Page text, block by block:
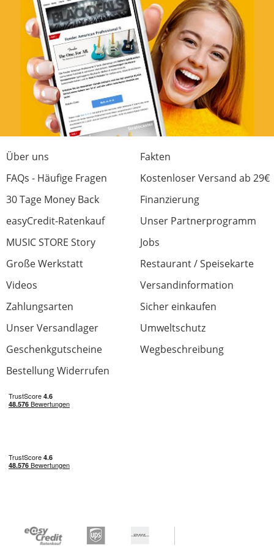
Über uns
Fakten
FAQs - Häufige Fragen
Kostenloser Versand ab 29€
30 Tage Money Back
Finanzierung
easyCredit-Ratenkauf
Unser Partnerprogramm
MUSIC STORE Story
Jobs
Große Werkstatt
Restaurant / Speisekarte
Videos
Versandinformation
Zahlungsarten
Sicher einkaufen
Unser Versandlager
Umweltschutz
Geschenkgutscheine
Wegbeschreibung
Bestellung Widerrufen